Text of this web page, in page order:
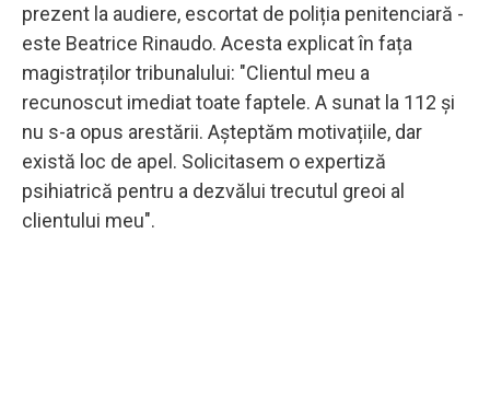
prezent la audiere, escortat de poliția penitenciară -
este Beatrice Rinaudo. Acesta explicat în fața
magistraților tribunalului: "Clientul meu a
recunoscut imediat toate faptele. A sunat la 112 și
nu s-a opus arestării. Așteptăm motivațiile, dar
există loc de apel. Solicitasem o expertiză
psihiatrică pentru a dezvălui trecutul greoi al
clientului meu".